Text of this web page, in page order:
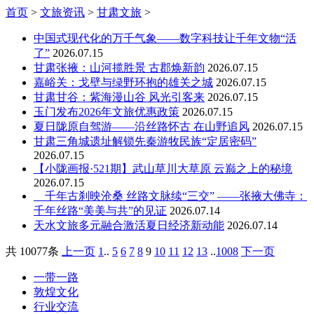
首页 > 文旅资讯 > 甘肃文旅 >
中国式现代化的万千气象——数字科技让千年文物“活
了” 2026.07.15
甘肃张掖：山河揽胜景 古郡焕新韵 2026.07.15
嘉峪关：戈壁与绿野环抱的雄关之城 2026.07.15
甘肃甘谷：紫海漫山谷 风光引客来 2026.07.15
玉门发布2026年文旅优惠政策 2026.07.15
夏日陇原自驾游——沿丝路怀古 在山野追风 2026.07.15
甘肃三角城遗址解锁先秦游牧民族“定居密码”
2026.07.15
【小陇画报·521期】武山草川大草原 云巅之上的秘境
2026.07.15
千年古刹映沧桑 丝路文脉续“三交” ——张掖大佛寺：
千年丝路“美美与共”的见证 2026.07.14
天水文旅多元融合激活夏日经济新动能 2026.07.14
共 10077条 上一页 1 .. 5 6 7 8 9 10 11 12 13 ..1008 下一页
一带一路
敦煌文化
行业交流